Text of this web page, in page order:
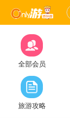
全部会员
旅游攻略